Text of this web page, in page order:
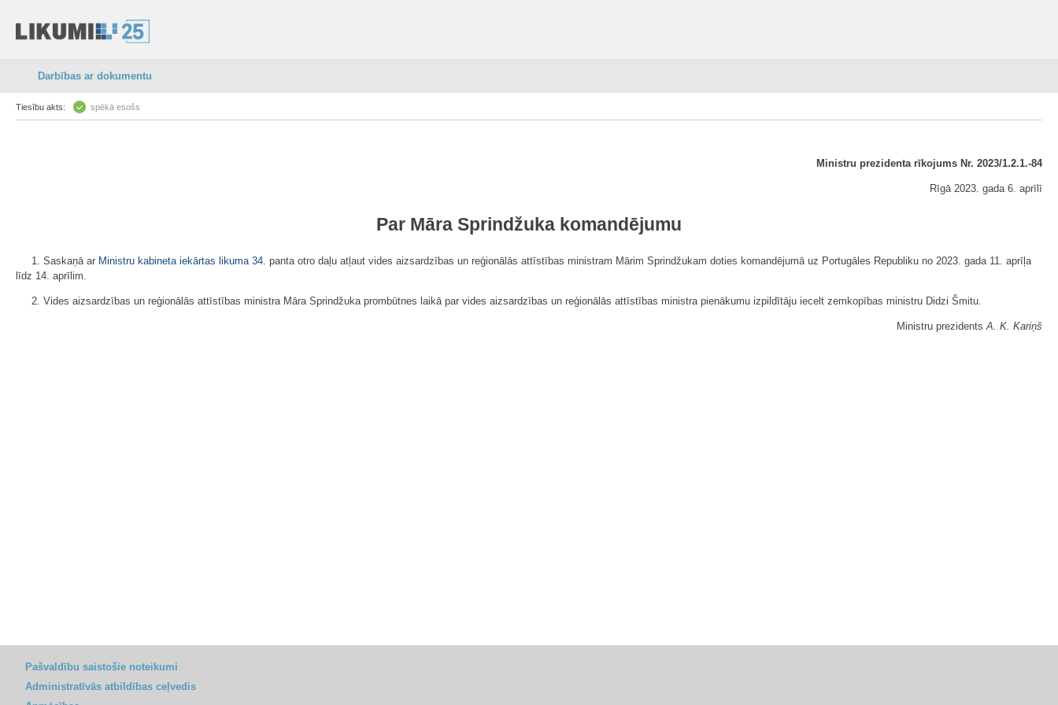
Darbības ar dokumentu
Tiesību akts: spēkā esošs
Ministru prezidenta rīkojums Nr. 2023/1.2.1.-84
Rīgā 2023. gada 6. aprīlī
Par Māra Sprindžuka komandējumu
1. Saskaņā ar Ministru kabineta iekārtas likuma 34. panta otro daļu atļaut vides aizsardzības un reģionālās attīstības ministram Mārim Sprindžukam doties komandējumā uz Portugāles Republiku no 2023. gada 11. aprīļa
līdz 14. aprīlim.
2. Vides aizsardzības un reģionālās attīstības ministra Māra Sprindžuka prombūtnes laikā par vides aizsardzības un reģionālās attīstības ministra pienākumu izpildītāju iecelt zemkopības ministru Didzi Šmitu.
Ministru prezidentsA. K. Kariņš
Pašvaldību saistošie noteikumi
Administratīvās atbildības ceļvedis